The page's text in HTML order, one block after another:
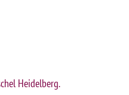
Heidelberg.